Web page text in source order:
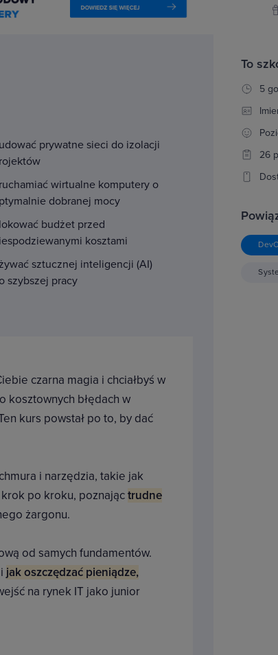
prywatne sieci do izolacji
wirtualne komputery o
dobranej mocy
budżet przed
kosztami
sztucznej inteligencji (AI)
szybszej pracy
czarna magia i chciałbyś w
kosztownych błędach w
kurs powstał po to, by dać
i narzędzia, takie jak
po kroku, poznająctrudne
żargonu.
od samych fundamentów.
jak oszczędzać pieniądze,
na rynek IT jako junior
To
5
26